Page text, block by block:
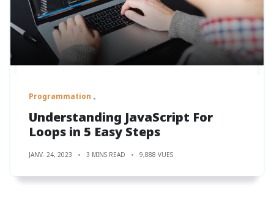
Programmation
Understanding JavaScript For
Loops in 5 Easy Steps
JANV. 24, 2023 3 MINS READ 9,888 VUES